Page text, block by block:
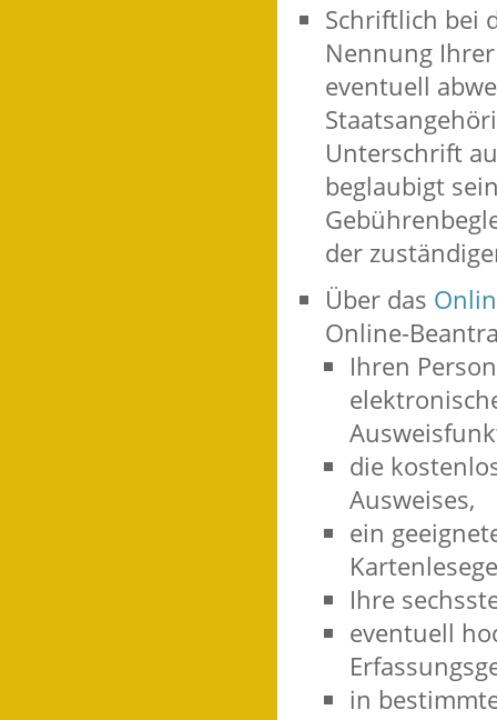
Schriftlich bei
Nennung
eventuell
Unterschrift
beglaubigt
der
Über das
Online-
Ihren
die
Ausweises,
ein
Ihre
eventuell
in